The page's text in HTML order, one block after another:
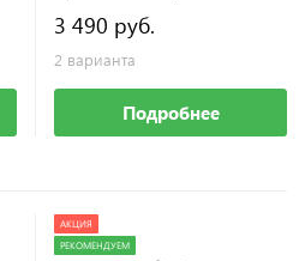
3 490 руб.
2 варианта
Подробнее
АКЦИЯ
РЕКОМЕНДУЕМ